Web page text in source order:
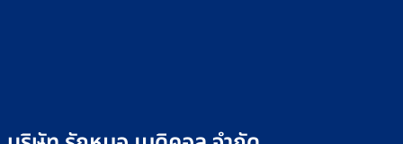
chosen